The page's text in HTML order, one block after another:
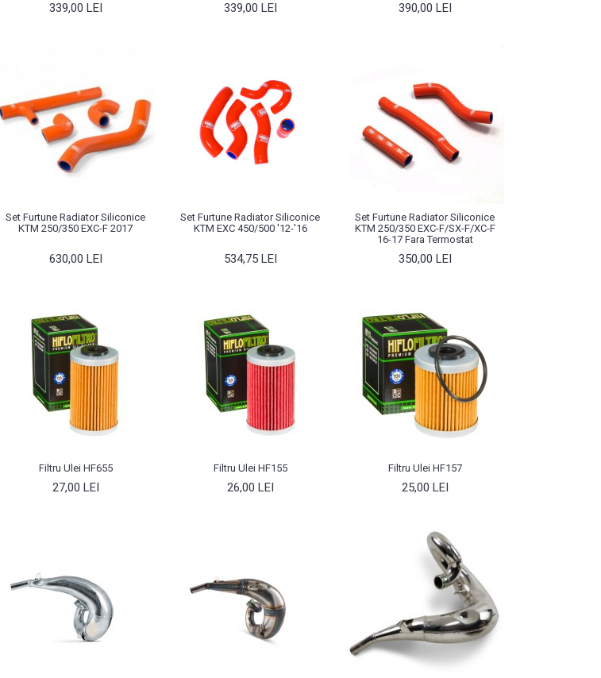
339,00 LEI 339,00 LEI 390,00 LEI
Set Furtune Radiator Siliconice
KTM 250/350 EXC-F 2017
630,00 LEI
Set Furtune Radiator Siliconice
KTM EXC 450/500 '12-'16
534,75 LEI
Set Furtune Radiator Siliconice
KTM 250/350 EXC-F/SX-F/XC-F
16-17 Fara Termostat
350,00 LEI
Filtru Ulei HF655
27,00 LEI
Filtru Ulei HF155
26,00 LEI
Filtru Ulei HF157
25,00 LEI